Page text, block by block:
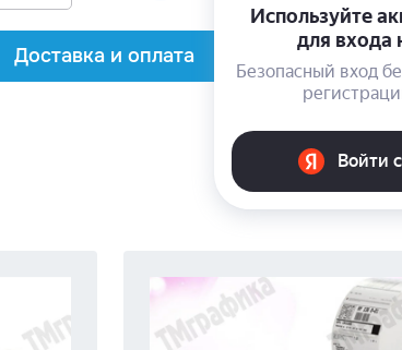
Доставка и оплата О компании